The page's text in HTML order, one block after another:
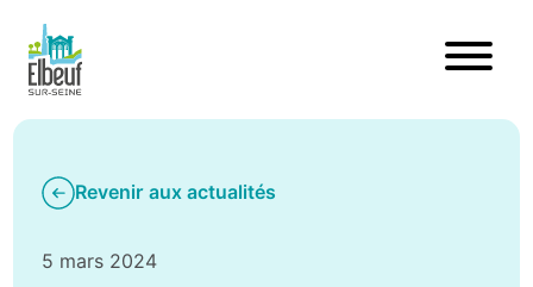
Revenir aux actualités
5 mars 2024